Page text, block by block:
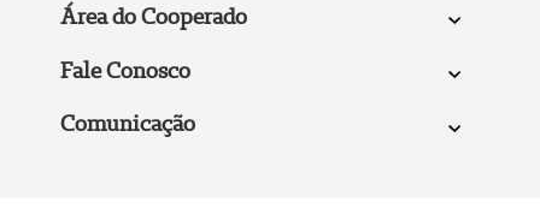
Área do Cooperado
Fale Conosco
Comunicação